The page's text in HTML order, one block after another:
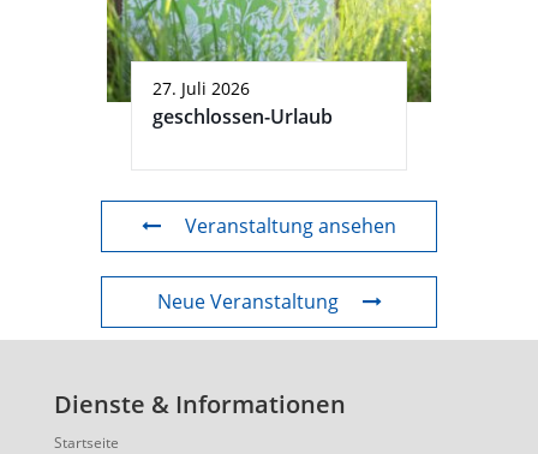
27. Juli 2026
geschlossen-Urlaub
Veranstaltung ansehen
Neue Veranstaltung
Dienste & Informationen
Startseite